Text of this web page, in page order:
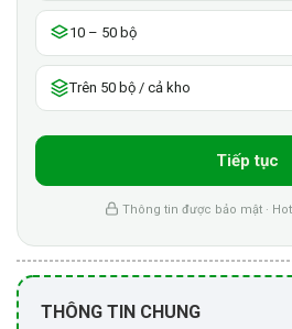
10 – 50 bộ
Trên 50 bộ / cả kho
Tiếp tục
Thông tin được bảo mật ·
THÔNG TIN CHUNG